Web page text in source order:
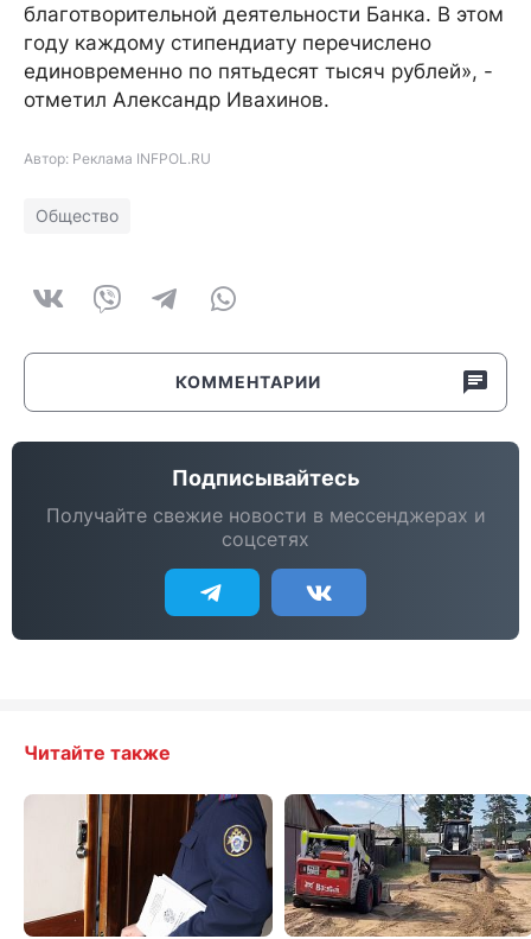
благотворительной деятельности Банка. В этом
году каждому стипендиату перечислено
единовременно по пятьдесят тысяч рублей», -
отметил Александр Ивахинов.
Автор: Реклама INFPOL.RU
Общество
КОММЕНТАРИИ
Подписывайтесь
Получайте свежие новости в мессенджерах и
соцсетях
Читайте также